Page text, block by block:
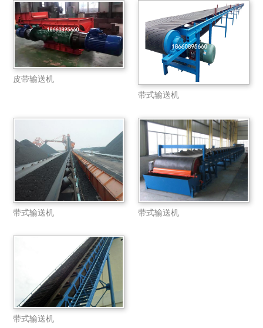
皮带输送机
带式输送机
带式输送机 带式输送机
带式输送机